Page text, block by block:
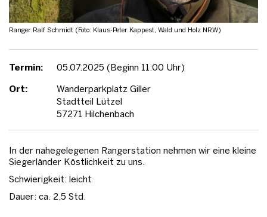
Ranger Ralf Schmidt (Foto: Klaus-Peter Kappest, Wald und Holz NRW)
Termin:
05.07.2025 (Beginn 11:00 Uhr)
Ort:
Wanderparkplatz Giller
Stadtteil Lützel
57271 Hilchenbach
In der nahegelegenen Rangerstation nehmen wir eine kleine
Siegerländer Köstlichkeit zu uns.
Schwierigkeit: leicht
Dauer: ca. 2,5 Std.